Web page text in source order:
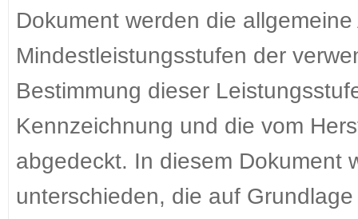
Dokument werden die
Mindestleistungsstufen der
Bestimmung dieser
Kennzeichnung und die vom
abgedeckt. In diesem Dokument
unterschieden, die auf